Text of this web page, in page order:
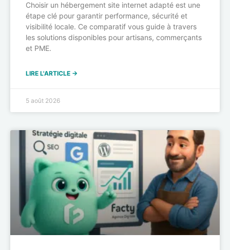
Choisir un hébergement site internet adapté est une
étape clé pour garantir performance, sécurité et
visibilité locale. Ce comparatif vous guide à travers
les solutions disponibles pour artisans, commerçants
et PME.
LIRE L'ARTICLE →
5 août 2026